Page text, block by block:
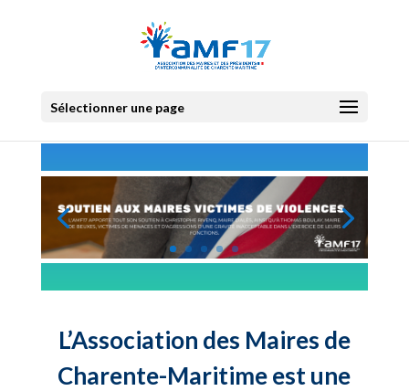
Sélectionner une page
L’Association des Maires de
Charente-Maritime est une